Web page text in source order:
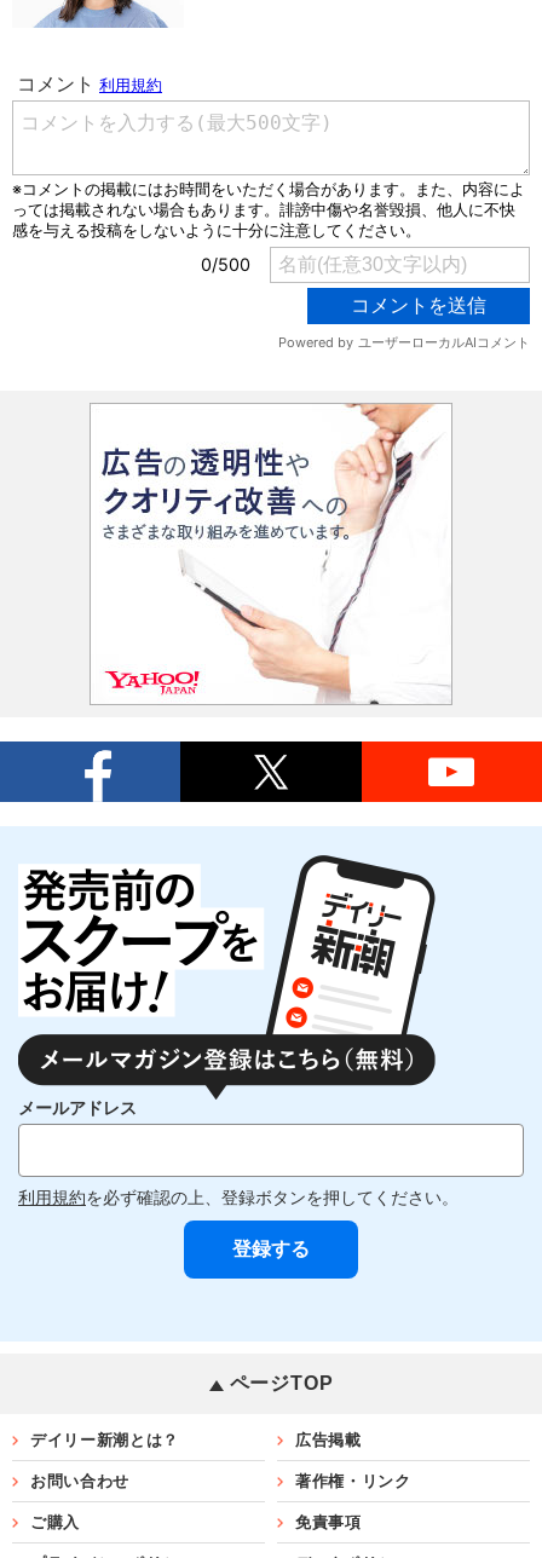
メールアドレス
利用規約を必ず確認の上、登録ボタンを押してください。
ページTOP
デイリー新潮とは？ 広告掲載
お問い合わせ 著作権・リンク
ご購入 免責事項